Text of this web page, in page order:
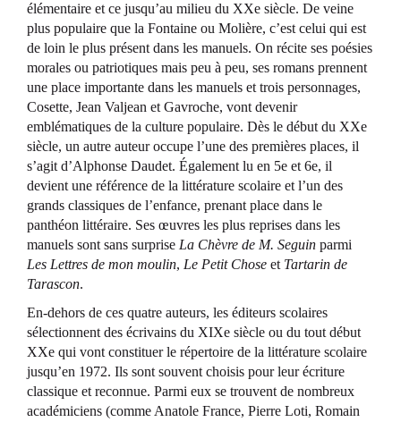
élémentaire et ce jusqu’au milieu du XXe siècle. De veine
plus populaire que la Fontaine ou Molière, c’est celui qui est
de loin le plus présent dans les manuels. On récite ses poésies
morales ou patriotiques mais peu à peu, ses romans prennent
une place importante dans les manuels et trois personnages,
Cosette, Jean Valjean et Gavroche, vont devenir
emblématiques de la culture populaire. Dès le début du XXe
siècle, un autre auteur occupe l’une des premières places, il
s’agit d’Alphonse Daudet. Également lu en 5e et 6e, il
devient une référence de la littérature scolaire et l’un des
grands classiques de l’enfance, prenant place dans le
panthéon littéraire. Ses œuvres les plus reprises dans les
manuels sont sans surprise La Chèvre de M. Seguin parmi
Les Lettres de mon moulin, Le Petit Chose et Tartarin de
Tarascon.
En-dehors de ces quatre auteurs, les éditeurs scolaires
sélectionnent des écrivains du XIXe siècle ou du tout début
XXe qui vont constituer le répertoire de la littérature scolaire
jusqu’en 1972. Ils sont souvent choisis pour leur écriture
classique et reconnue. Parmi eux se trouvent de nombreux
académiciens (comme Anatole France, Pierre Loti, Romain